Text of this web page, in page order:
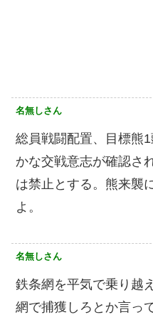
名無しさん
総員戦闘配置、目標熊
かな交戦意志が確認さ
は禁止とする。熊来襲
よ。
名無しさん
鉄条網を平気で乗り越
網で捕獲しろとか言っ